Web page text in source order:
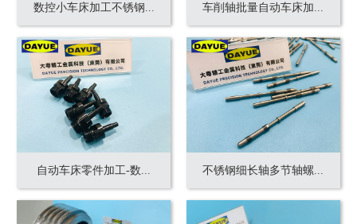
数控小车床加工不锈钢... 车削轴批量自动车床加...
自动车床零件加工-数... 不锈钢细长轴多节轴螺...